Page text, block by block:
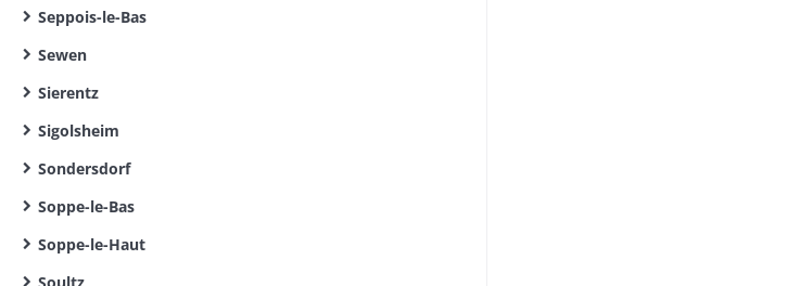
Seppois-le-Bas
Sewen
Sierentz
Sigolsheim
Sondersdorf
Soppe-le-Bas
Soppe-le-Haut